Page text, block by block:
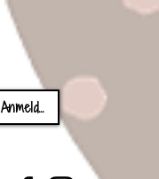
Anmelden